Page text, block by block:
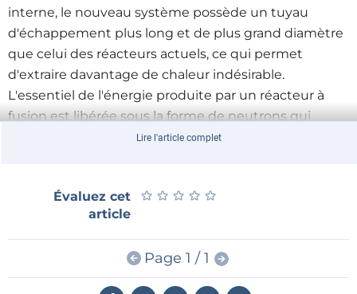
interne, le nouveau système possède un tuyau
d'échappement plus long et de plus grand diamètre
que celui des réacteurs actuels, ce qui permet
d'extraire davantage de chaleur indésirable.
L'essentiel de l'énergie produite par un réacteur à
fusion est libérée sous la forme de neutrons qui
viennent chauffer une « couverture » de matière
pour entraîner la turbine du générateur. Près de 20 %
de l'énergie est produite dans le plasma lui-même, et
il est nécessaire de la dissiper, faute de quoi sa
température extrême peut détruire la chambre. De
puissants aimants confinent le plasma pour éviter
Lire l'article complet
Évaluez cet
article
★ ★ ★ ★ ★
★ ★ ★ ★ ★
Page 1 / 1